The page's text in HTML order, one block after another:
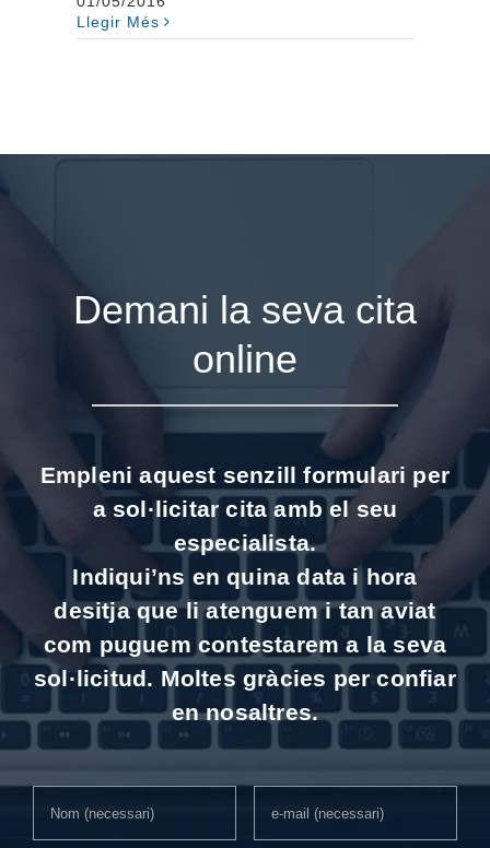
Llegir Més
Demani la seva cita
online
Empleni aquest senzill formulari per
a sol·licitar cita amb el seu
especialista.
Indiqui’ns en quina data i hora
desitja que li atenguem i tan aviat
com puguem contestarem a la seva
sol·licitud. Moltes gràcies per confiar
en nosaltres.